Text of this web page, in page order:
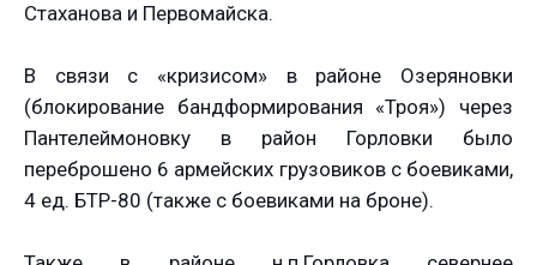
Стаханова и Первомайска.
В связи с «кризисом» в районе Озеряновки
(блокирование бандформирования «Троя») через
Пантелеймоновку в район Горловки было
переброшено 6 армейских грузовиков с боевиками,
4 ед. БТР-80 (также с боевиками на броне).